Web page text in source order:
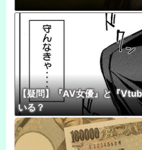
【疑問】『AV女優』と『
いる？